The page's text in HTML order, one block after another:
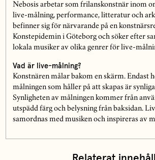
Nebosis arbetar som frilanskonstnär inom
live-målning, performance, litteratur och
befinner sig för närvarande på en
Konstepidemin i Göteborg och söker efter
lokala musiker av olika genrer för live-
Vad är live-målning?
Konstnären målar bakom en skärm. Endast
målningen som håller på att skapas är
Synligheten av målningen kommer från
utspädd färg och belysning från baksidan.
samordnas med musiken och inspireras av